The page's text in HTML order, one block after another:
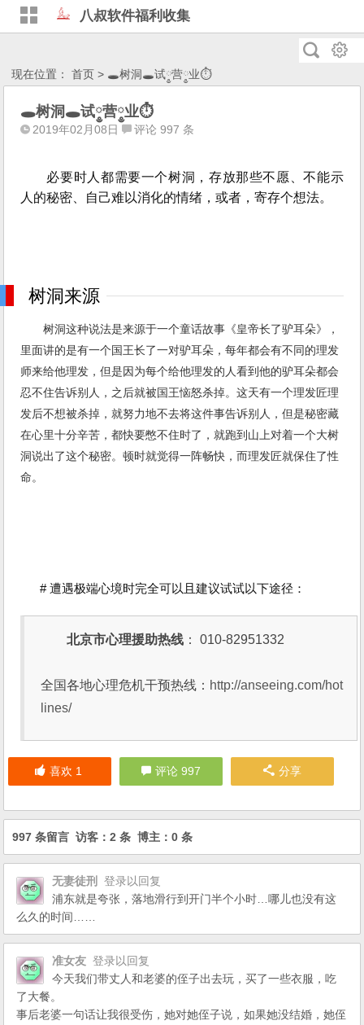
八叔软件福利收集
现在位置：首页 > 🕳树洞🕳试༵营༵业⏱
🕳树洞🕳试༵营༵业⏱
2019年02月08日 评论 997 条
必要时人都需要一个树洞，存放那些不愿、不能示
人的秘密、自己难以消化的情绪，或者，寄存个想法。
树洞来源
树洞这种说法是来源于一个童话故事《皇帝长了驴耳朵》，
里面讲的是有一个国王长了一对驴耳朵，每年都会有不同的理发
师来给他理发，但是因为每个给他理发的人看到他的驴耳朵都会
忍不住告诉别人，之后就被国王恼怒杀掉。这天有一个理发匠理
发后不想被杀掉，就努力地不去将这件事告诉别人，但是秘密藏
在心里十分辛苦，都快要憋不住时了，就跑到山上对着一个大树
洞说出了这个秘密。顿时就觉得一阵畅快，而理发匠就保住了性
命。
# 遭遇极端心境时完全可以且建议试试以下途径：
北京市心理援助热线 ： 010-82951332
全国各地心理危机干预热线： http://anseeing.com/hot
lines/
喜欢 1 评论 997 分享
997 条留言 访客：2 条 博主：0 条
无妻徒刑
登录以回复
浦东就是夸张，落地滑行到开门半个小时…哪儿也没有这
么久的时间……
准女友 登录以回复
今天我们带丈人和老婆的侄子出去玩，买了一些衣服，吃
了大餐。
事后老婆一句话让我很受伤，她对她侄子说，如果她没结婚，她侄